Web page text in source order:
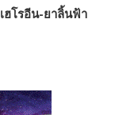
ฮโรอีน-ยาลิ้นฟ้า